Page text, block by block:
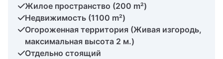
Жилое пространство (200 m²)
Недвижимость (1100 m²)
Огороженная территория (Живая изгородь,
максимальная высота 2 м.)
Отдельно стоящий